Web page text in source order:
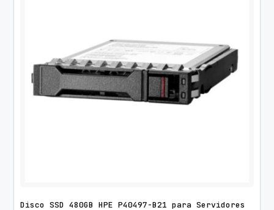
Disco SSD 480GB HPE P40497-B21 para Servidores